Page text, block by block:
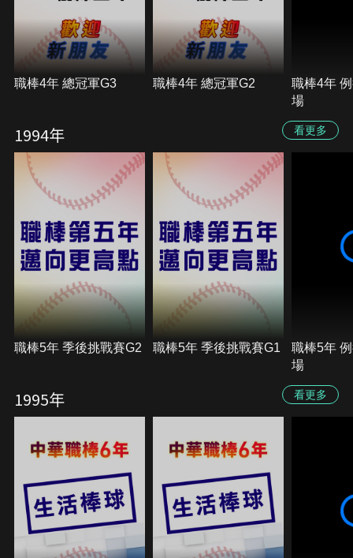
職棒4年 總冠軍G3 職棒4年 總冠軍G2
職棒4年
場
1994年 看更多
職棒5年 季後挑戰賽G2 職棒5年 季後挑戰賽G1
職棒5年
場
1995年 看更多